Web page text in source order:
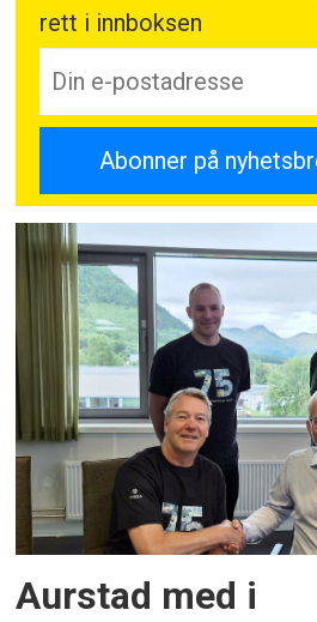
rett i innboksen
Aurstad med i